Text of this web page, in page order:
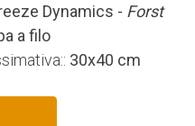
Dynamics - Forst
a filo
30x40 cm